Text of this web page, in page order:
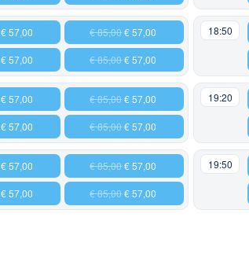
€ 57,00
€ 57,00
€ 85,00€ 57,00
€ 85,00€ 57,00
18:50
€ 57,00
€ 57,00
€ 85,00€ 57,00
€ 85,00€ 57,00
19:20
€ 57,00
€ 57,00
€ 85,00€ 57,00
€ 85,00€ 57,00
19:50